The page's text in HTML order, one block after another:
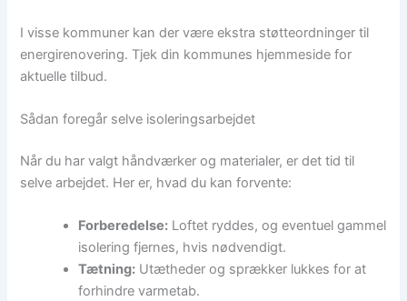
I visse kommuner kan der være ekstra støtteordninger til
energirenovering. Tjek din kommunes hjemmeside for
aktuelle tilbud.
Sådan foregår selve isoleringsarbejdet
Når du har valgt håndværker og materialer, er det tid til
selve arbejdet. Her er, hvad du kan forvente:
Forberedelse: Loftet ryddes, og eventuel gammel
isolering fjernes, hvis nødvendigt.
Tætning: Utætheder og sprækker lukkes for at
forhindre varmetab.